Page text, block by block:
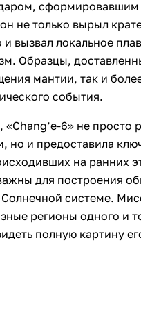
не только вырыл
вызвал локальное
Образцы,
мантии, так и
события.
6» не просто
но и предоставила
на ранних
для построения
системе.
регионы одного и
полную картину